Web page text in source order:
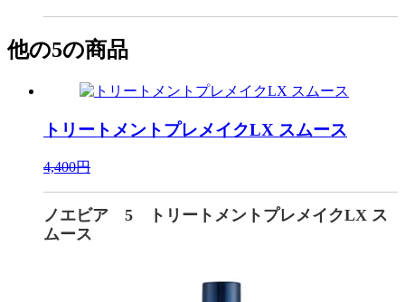
他の5の商品
トリートメントプレメイクLX スムース
4,400円
ノエビア 5 トリートメントプレメイクLX ス
ムース